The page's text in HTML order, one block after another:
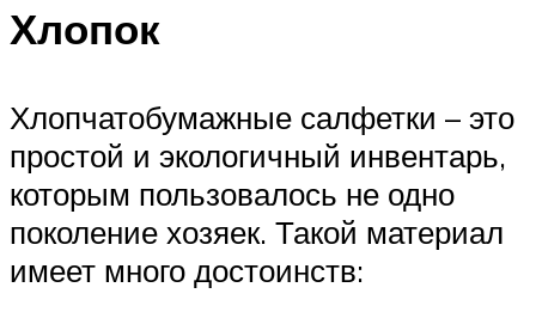
Хлопок
Хлопчатобумажные салфетки – это
простой и экологичный инвентарь,
которым пользовалось не одно
поколение хозяек. Такой материал
имеет много достоинств: